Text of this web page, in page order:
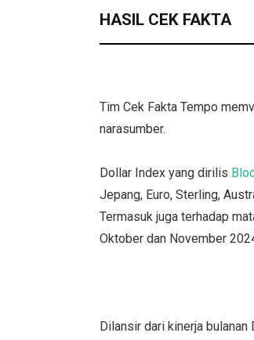
HASIL CEK FAKTA
Tim Cek Fakta Tempo
narasumber.
Dollar Index yang dirilis
Jepang, Euro, Sterling,
Termasuk juga terhadap
Oktober dan November
Dilansir dari kinerja